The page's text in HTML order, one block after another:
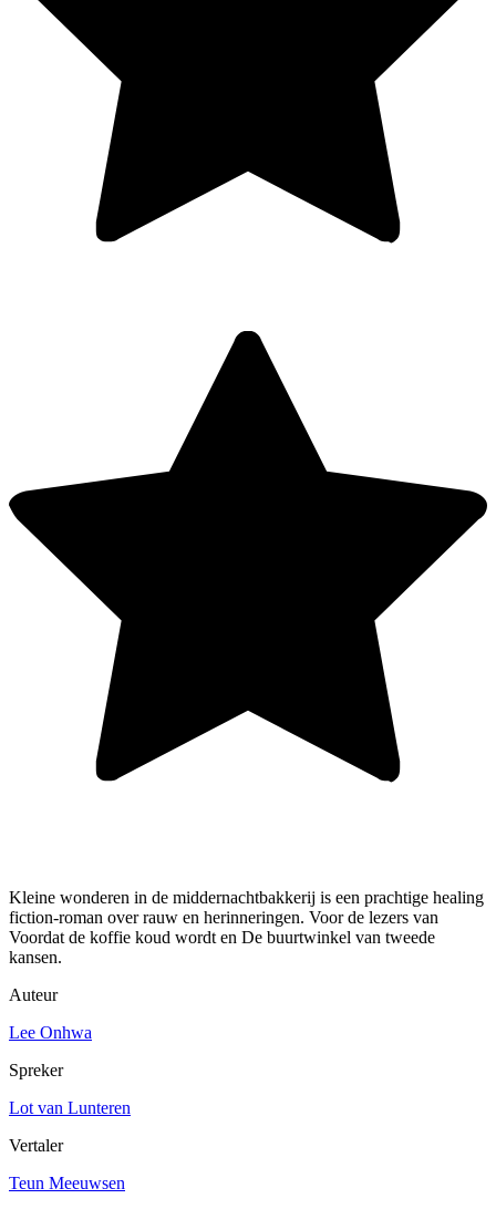
Kleine wonderen in de middernachtbakkerij is een prachtige healing
fiction-roman over rauw en herinneringen. Voor de lezers van
Voordat de koffie koud wordt en De buurtwinkel van tweede
kansen.
Auteur
Lee Onhwa
Spreker
Lot van Lunteren
Vertaler
Teun Meeuwsen